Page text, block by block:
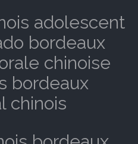
adolescent
bordeaux
chinoise
bordeaux
chinois